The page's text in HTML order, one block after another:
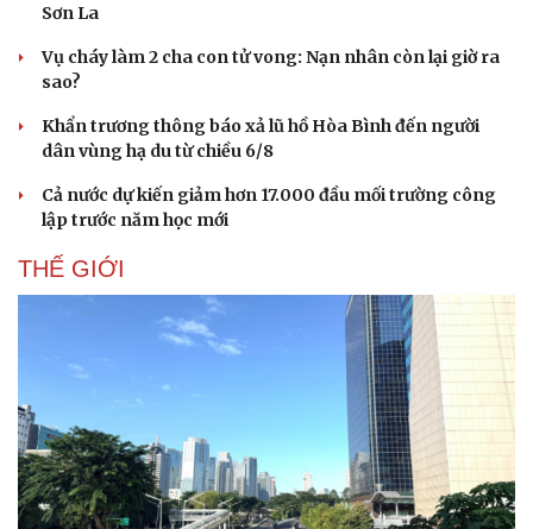
Sơn La
Vụ cháy làm 2 cha con tử vong: Nạn nhân còn lại giờ ra
sao?
Khẩn trương thông báo xả lũ hồ Hòa Bình đến người
dân vùng hạ du từ chiều 6/8
Cả nước dự kiến giảm hơn 17.000 đầu mối trường công
lập trước năm học mới
THẾ GIỚI